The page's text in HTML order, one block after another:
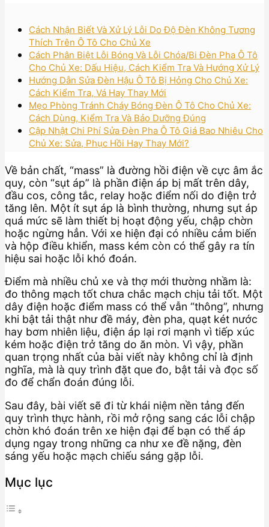
Cách Nhận Biết Và Xử Lý Lỗi Do Độ Đèn Không Tương
Thích Trên Ô Tô Cho Chủ Xe
Cách Phân Biệt Lỗi Bóng Và Lỗi Chóa/Bi Đèn Pha Ô Tô
Cho Chủ Xe: Dấu Hiệu, Cách Kiểm Tra Và Hướng Xử Lý
Hướng Dẫn Sửa Đèn Hậu Ô Tô Bị Hỏng Cho Chủ Xe:
Cách Kiểm Tra, Vá Hay Thay Mới
Mẹo Phòng Tránh Cháy Bóng Đèn Ô Tô Cho Chủ Xe:
Cách Dùng, Kiểm Tra Và Bảo Dưỡng Đúng
Cập Nhật Chi Phí Sửa Đèn Pha Ô Tô Giá Bao Nhiêu Cho
Chủ Xe: Sửa, Phục Hồi Hay Thay Mới?
Về bản chất, “mass” là đường hồi điện về cực âm ắc
quy, còn “sụt áp” là phần điện áp bị mất trên dây,
đầu cos, công tắc, relay hoặc điểm nối do điện trở
tăng lên. Một ít sụt áp là bình thường, nhưng sụt áp
quá mức sẽ làm thiết bị hoạt động yếu, chập chờn
hoặc ngừng hẳn. Với xe hiện đại có nhiều cảm biến
và hộp điều khiển, mass kém còn có thể gây ra tín
hiệu sai hoặc lỗi khó đoán.
Điểm mà nhiều chủ xe và thợ mới thường nhầm là:
đo thông mạch tốt chưa chắc mạch chịu tải tốt. Một
dây điện hoặc điểm mass có thể vẫn “thông”, nhưng
khi bật tải thật như đề máy, đèn pha, quạt két nước
hay bơm nhiên liệu, điện áp lại rơi mạnh vì tiếp xúc
kém hoặc điện trở tăng do ăn mòn. Vì vậy, phần
quan trọng nhất của bài viết này không chỉ là định
nghĩa, mà là quy trình đặt que đo, bật tải và đọc số
đo để chẩn đoán đúng lỗi.
Sau đây, bài viết sẽ đi từ khái niệm nền tảng đến
quy trình thực hành, rồi mở rộng sang các lỗi chập
chờn khó đoán trên xe hiện đại để bạn có thể áp
dụng ngay trong những ca như xe đề nặng, đèn
sáng yếu hoặc mạch chiếu sáng gặp lỗi.
Mục lục